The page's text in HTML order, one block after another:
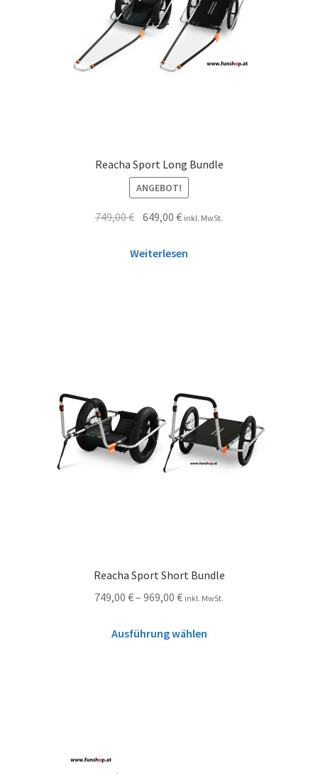
Reacha Sport Long Bundle
ANGEBOT!
749,00€ 649,00€ inkl. MwSt.
Weiterlesen
Reacha Sport Short Bundle
749,00 €– 969,00 € inkl. MwSt.
Ausführung wählen